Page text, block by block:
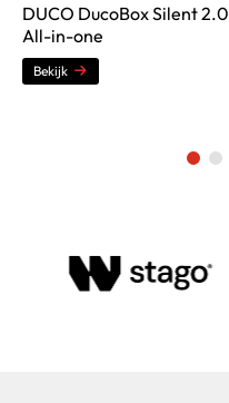
DUCO DucoBox Silent 2.0
All-in-one
Bekijk